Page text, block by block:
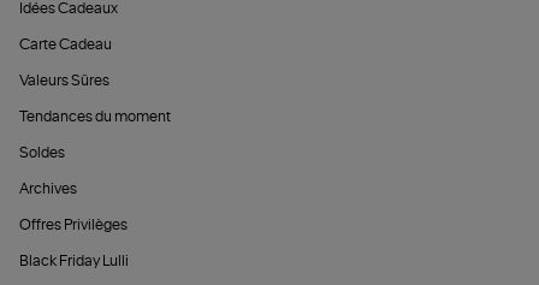
Idées Cadeaux
Carte Cadeau
Valeurs Sûres
Tendances du moment
Soldes
Archives
Offres Privilèges
Black Friday Lulli